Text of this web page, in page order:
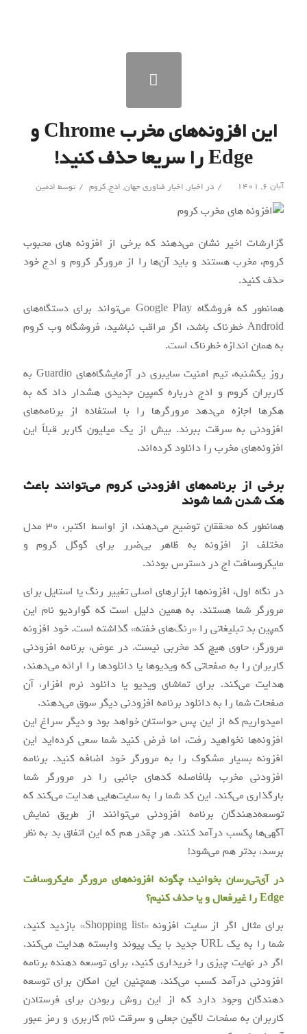
این افزونه‌های مخرب Chrome و
Edge را سریعا حذف کنید!
آبان ۶, ۱۴۰۱ / در اخبار, اخبار فناوری جهان, ادج,کروم / توسط ادمین
گزارشات اخیر نشان می‌دهند که برخی از افزونه های محبوب
کروم، مخرب هستند و باید آن‌ها را از مرورگر کروم و ادج خود
حذف کنید.
همانطور که فروشگاه Google Play می‌تواند برای دستگاه‌های
Android خطرناک باشد، اگر مراقب نباشید، فروشگاه وب کروم
به همان اندازه خطرناک است.
روز یکشنبه، تیم امنیت سایبری در آزمایشگاه‌های Guardio به
کاربران کروم و ادج درباره کمپین جدیدی هشدار داد که به
هکرها اجازه می‌دهد مرورگرها را با استفاده از برنامه‌های
افزودنی به سرقت ببرند. بیش از یک میلیون کاربر قبلاً این
افزونه‌های مخرب را دانلود کرده‌اند.
برخی از برنامه‌های افزودنی کروم می‌توانند باعث
هک شدن شما شوند
همانطور که محققان توضیح می‌دهند، از اواسط اکتبر، 30 مدل
مختلف از افزونه به ظاهر بی‌ضرر برای گوگل کروم و
مایکروسافت اج در دسترس بودند.
در نگاه اول، افزونه‌ها ابزارهای اصلی تغییر رنگ یا استایل برای
مرورگر شما هستند. به همین دلیل است که گواردیو نام این
کمپین بد تبلیغاتی را «رنگ‌های خفته» گذاشته است. خود افزونه
مرورگر، حاوی هیچ کد مخربی نیست. در عوض، برنامه افزودنی
کاربران را به صفحاتی که ویدیوها یا دانلودها را ارائه می‌دهند،
هدایت می‌کند. برای تماشای ویدیو یا دانلود نرم افزار، آن
صفحات شما را به دانلود برنامه افزودنی دیگر سوق می‌دهند.
امیدواریم که از این پس حواستان خواهد بود و دیگر سراغ این
افزونه‌ها نخواهید رفت، اما فرض کنید شما سعی کرده‌اید این
افزونه بسیار مشکوک را به مرورگر خود اضافه کنید. برنامه
افزودنی مخرب بلافاصله کدهای جانبی را در مرورگر شما
بارگذاری می‌کند. این کد شما را به سایت‌هایی هدایت می‌کند که
توسعه‌دهندگان برنامه افزودنی می‌توانند از طریق نمایش
آگهی‌ها پکسب درآمد کنند. هر چقدر هم که این اتفاق بد به نظر
برسد، بدتر هم می‌شود!
در آی‌تی‌رسان بخوانید:چگونه افزونه‌های مرورگر مایکروسافت
Edge را غیرفعال و یا حذف کنیم؟
برای مثال اگر از سایت افزونه «Shopping list» بازدید کنید،
شما را به یک URL جدید با یک پیوند وابسته هدایت می‌کند.
اگر در نهایت چیزی را خریداری کنید، برای توسعه دهنده برنامه
افزودنی درآمد کسب می‌کند. همچنین این امکان برای توسعه
دهندگان وجود دارد که از این روش ربودن برای فرستادن
کاربران به صفحات لاگین جعلی و سرقت نام کاربری و رمز عبور